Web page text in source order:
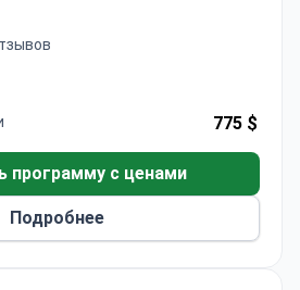
детской гематологии и
опытом.
пациентов.
обычно варьируется от $3
терапии рака и
заболеваний.
775 $
программу с ценами
Подробнее